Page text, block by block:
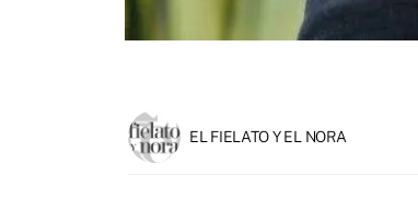
EL FIELATO Y EL NORA